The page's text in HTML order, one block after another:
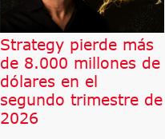
Strategy pierde más
de 8.000 millones de
dólares en el
segundo trimestre de
2026